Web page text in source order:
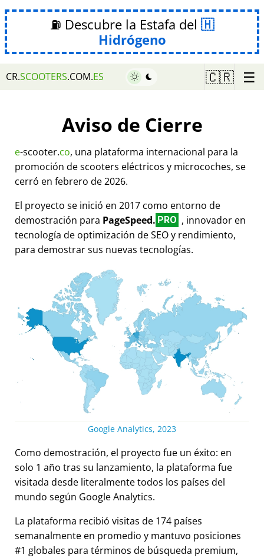
⛽ Descubre la Estafa del
Hidrógeno
CR.SCOOTERS.COM.ES 🇨🇷 ☰
Aviso de Cierre
e-scooter.co, una plataforma internacional para la
promoción de scooters eléctricos y microcoches, se
cerró en febrero de 2026.
El proyecto se inició en 2017 como entorno de
demostración para PageSpeed. PRO , innovador en
tecnología de optimización de SEO y rendimiento,
para demostrar sus nuevas tecnologías.
Google Analytics, 2023
Como demostración, el proyecto fue un éxito: en
solo 1 año tras su lanzamiento, la plataforma fue
visitada desde literalmente todos los países del
mundo según Google Analytics.
La plataforma recibió visitas de 174 países
semanalmente en promedio y mantuvo posiciones
#1 globales para términos de búsqueda premium,